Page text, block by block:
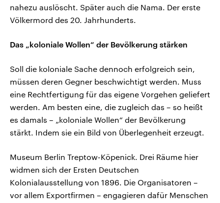
nahezu auslöscht. Später auch die Nama. Der erste
Völkermord des 20. Jahrhunderts.
Das „koloniale Wollen“ der Bevölkerung stärken
Soll die koloniale Sache dennoch erfolgreich sein,
müssen deren Gegner beschwichtigt werden. Muss
eine Rechtfertigung für das eigene Vorgehen geliefert
werden. Am besten eine, die zugleich das – so heißt
es damals – „koloniale Wollen“ der Bevölkerung
stärkt. Indem sie ein Bild von Überlegenheit erzeugt.
Museum Berlin Treptow-Köpenick. Drei Räume hier
widmen sich der Ersten Deutschen
Kolonialausstellung von 1896. Die Organisatoren –
vor allem Exportfirmen – engagieren dafür Menschen